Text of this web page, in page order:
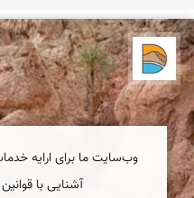
دریاچه کویر
وب‌سایت ما برای ارایه
آشنایی با